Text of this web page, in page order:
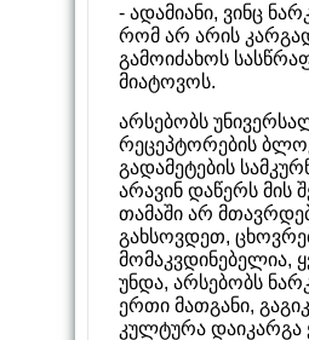
- ადამიანი, ვინც
რომ არ არის
გამოიძახოს
მიატოვოს.
არსებობს
რეცეპტორების
გადამეტების
არავინ დაწერს
თამაში არ
გახსოვდეთ,
მომაკვდინებელია,
უნდა, არსებობს
ერთი მათგანი,
კულტურა დაიკარგა